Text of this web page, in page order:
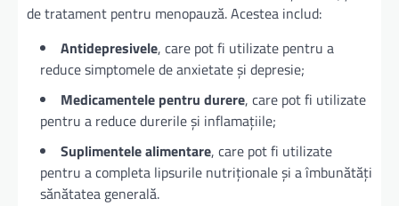
de tratament pentru menopauză. Acestea includ:
Antidepresivele, care pot fi utilizate pentru a
reduce simptomele de anxietate și depresie;
Medicamentele pentru durere, care pot fi utilizate
pentru a reduce durerile și inflamațiile;
Suplimentele alimentare, care pot fi utilizate
pentru a completa lipsurile nutriționale și a îmbunătăți
sănătatea generală.